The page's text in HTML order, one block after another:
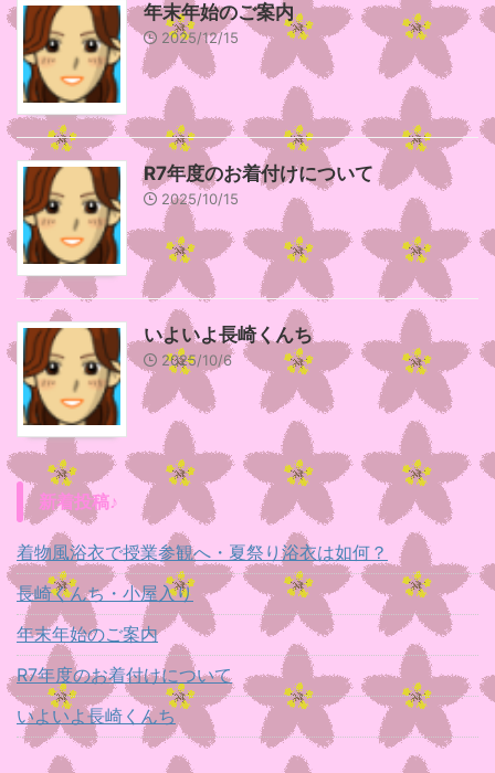
年末年始のご案内
2025/12/15
R7年度のお着付けについて
2025/10/15
いよいよ長崎くんち
2025/10/6
新着投稿♪
着物風浴衣で授業参観へ・夏祭り浴衣は如何？
長崎くんち・小屋入り
年末年始のご案内
R7年度のお着付けについて
いよいよ長崎くんち